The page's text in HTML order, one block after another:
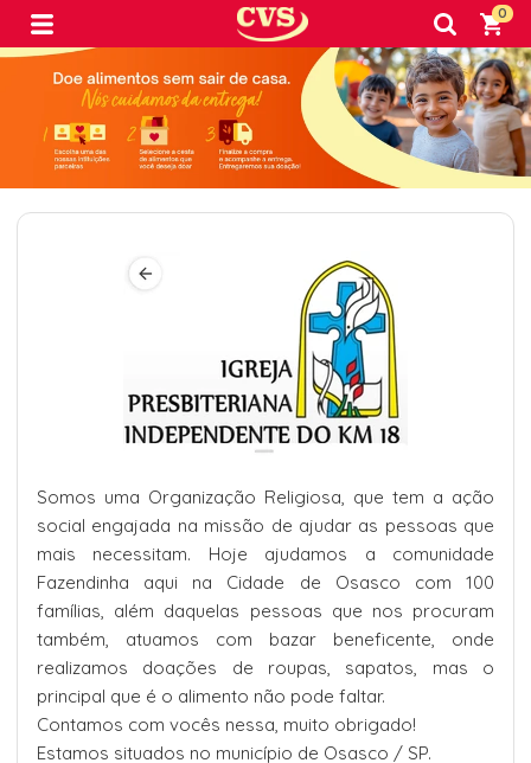
0
Somos uma Organização Religiosa, que tem a ação
social engajada na missão de ajudar as pessoas que
mais necessitam. Hoje ajudamos a comunidade
Fazendinha aqui na Cidade de Osasco com 100
famílias, além daquelas pessoas que nos procuram
também, atuamos com bazar beneficente, onde
realizamos doações de roupas, sapatos, mas o
principal que é o alimento não pode faltar.
Contamos com vocês nessa, muito obrigado!
Estamos situados no município de Osasco / SP.